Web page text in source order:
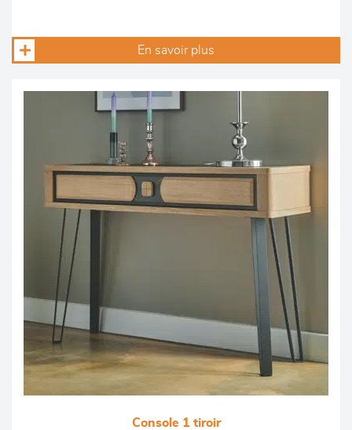
En savoir plus
Console 1 tiroir